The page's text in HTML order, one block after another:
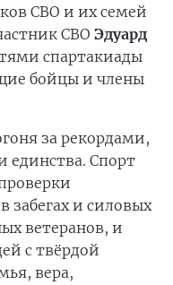
СВО и их семей
СВО Эдуард
спартакиады
бойцы и члены
за рекордами,
единства. Спорт
забегах и силовых
ветеранов, и
с твёрдой
вера,